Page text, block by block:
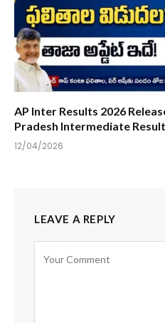
AP Inter Results 2026
Pradesh Intermediate
12/04/2026
LEAVE A REPLY